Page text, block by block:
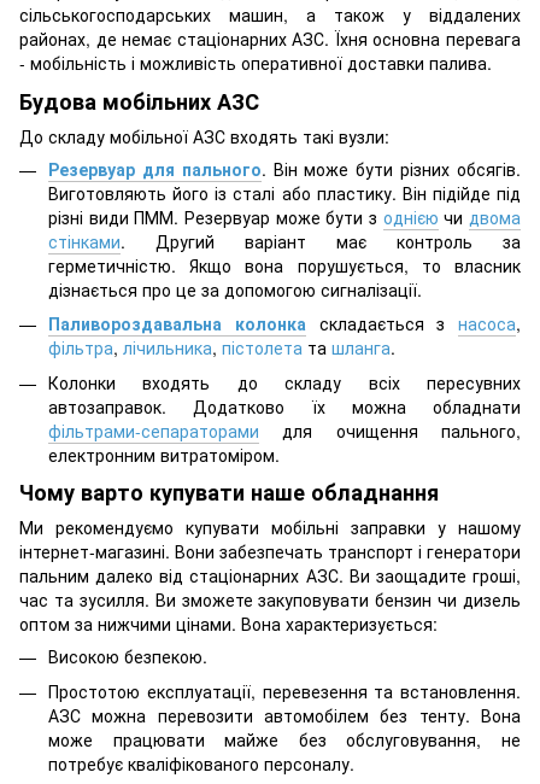
сільськогосподарських машин, а також у віддалених
районах, де немає стаціонарних АЗС. Їхня основна перевага
- мобільність і можливість оперативної доставки палива.
Будова мобільних АЗС
До складу мобільної АЗС входять такі вузли:
Резервуар для пального. Він може бути різних обсягів.
Виготовляють його із сталі або пластику. Він підійде під
різні види ПММ. Резервуар може бути з однією чи двома
стінками. Другий варіант має контроль за
герметичністю. Якщо вона порушується, то власник
дізнається про це за допомогою сигналізації.
Паливороздавальна колонкаскладається з насоса,
фільтра, лічильника, пістолета та шланга.
Колонки входять до складу всіх пересувних
автозаправок. Додатково їх можна обладнати
фільтрами-сепараторами для очищення пального,
електронним витратоміром.
Чому варто купувати наше обладнання
Ми рекомендуємо купувати мобільні заправки у нашому
інтернет-магазині. Вони забезпечать транспорт і генератори
пальним далеко від стаціонарних АЗС. Ви заощадите гроші,
час та зусилля. Ви зможете закуповувати бензин чи дизель
оптом за нижчими цінами. Вона характеризується:
Високою безпекою.
Простотою експлуатації, перевезення та встановлення.
АЗС можна перевозити автомобілем без тенту. Вона
може працювати майже без обслуговування, не
потребує кваліфікованого персоналу.